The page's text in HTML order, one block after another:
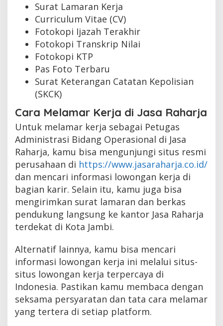
Surat Lamaran Kerja
Curriculum Vitae (CV)
Fotokopi Ijazah Terakhir
Fotokopi Transkrip Nilai
Fotokopi KTP
Pas Foto Terbaru
Surat Keterangan Catatan Kepolisian
(SKCK)
Cara Melamar Kerja di Jasa Raharja
Untuk melamar kerja sebagai Petugas
Administrasi Bidang Operasional di Jasa
Raharja, kamu bisa mengunjungi situs resmi
perusahaan di https://www.jasaraharja.co.id/
dan mencari informasi lowongan kerja di
bagian karir. Selain itu, kamu juga bisa
mengirimkan surat lamaran dan berkas
pendukung langsung ke kantor Jasa Raharja
terdekat di Kota Jambi.
Alternatif lainnya, kamu bisa mencari
informasi lowongan kerja ini melalui situs-
situs lowongan kerja terpercaya di
Indonesia. Pastikan kamu membaca dengan
seksama persyaratan dan tata cara melamar
yang tertera di setiap platform.